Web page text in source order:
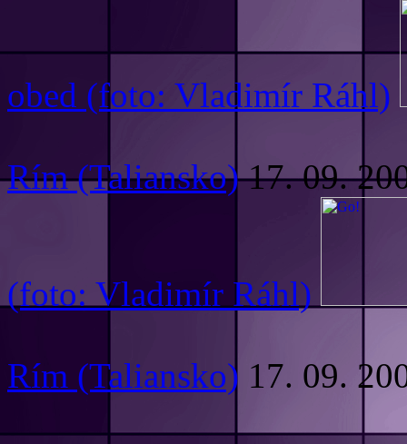
obed (foto: Vladimír Ráhl)
Rím (Taliansko) 17. 09.
(foto: Vladimír Ráhl)
Rím (Taliansko) 17. 09.